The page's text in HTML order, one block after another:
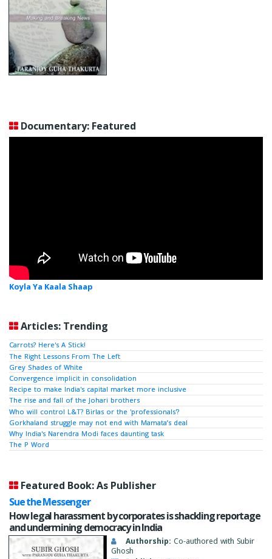
Documentary: Featured
Koyla Ya Kaala Shaap
Articles: Trending
Carrots? Here's A Stick!
The Right Lessons From The Left
Grey Shades of White
Convergence implicit in consolidation
Recipe to make India's capital market more inclusive
The rise and fall of the Johari brothers
Who will control L&T? Birlas or the 'professionals'?
Gorkhaland struggle may not end with Mamata’s deal
Why India's Narendra Modi faces daunting task
The P Word
Featured Book: As Publisher
Sue the Messenger
How legal harassment by corporates is shackling reportage
and undermining democracy in India
Authorship: Co-authored with Subir
Ghosh